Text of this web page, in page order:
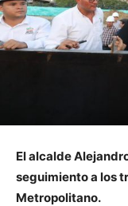
El alcalde
seguimiento a los
Metropolitano.